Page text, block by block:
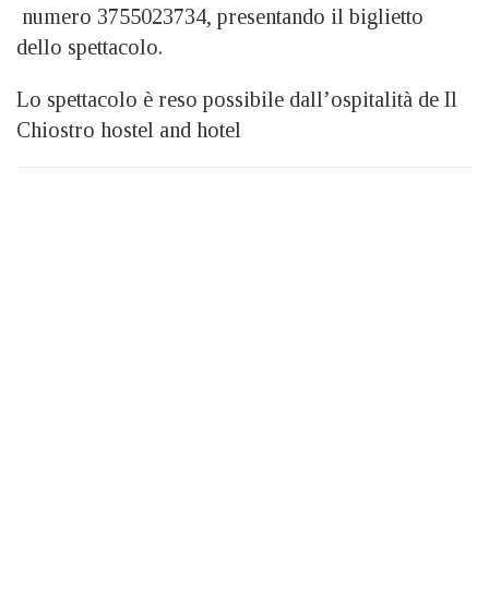
numero 3755023734, presentando il biglietto
dello spettacolo.
Lo spettacolo è reso possibile dall’ospitalità de Il
Chiostro hostel and hotel